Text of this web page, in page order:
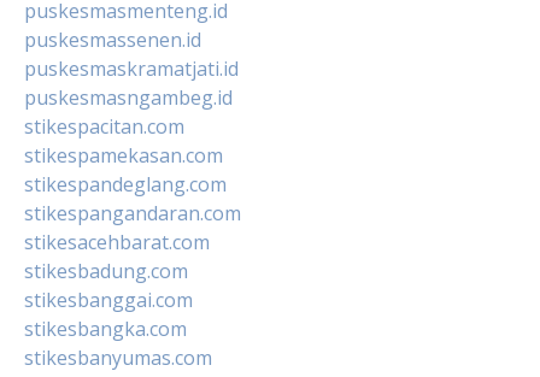
puskesmasmenteng.id
puskesmassenen.id
puskesmaskramatjati.id
puskesmasngambeg.id
stikespacitan.com
stikespamekasan.com
stikespandeglang.com
stikespangandaran.com
stikesacehbarat.com
stikesbadung.com
stikesbanggai.com
stikesbangka.com
stikesbanyumas.com